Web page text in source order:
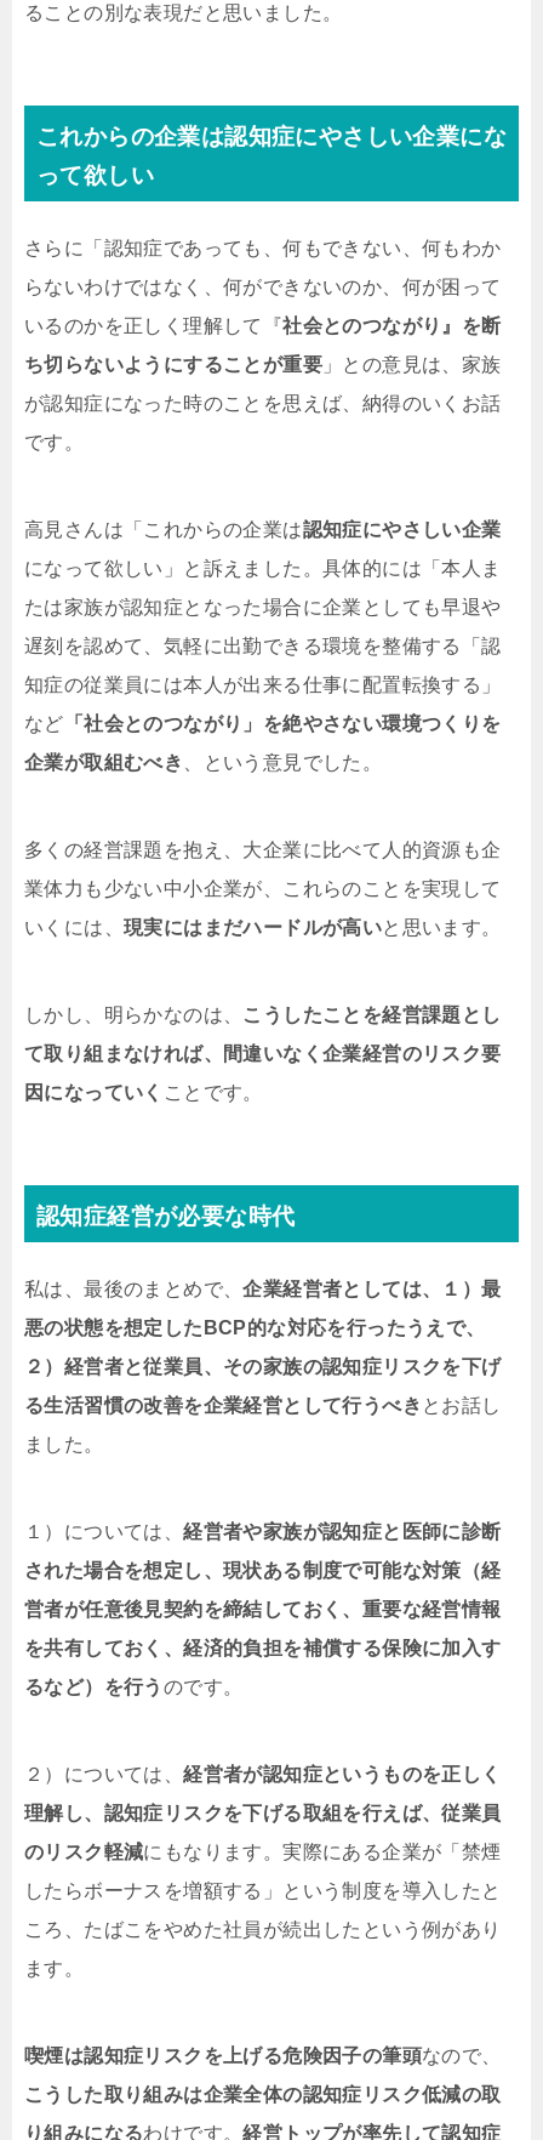
ることの別な表現だと思いました。
これからの企業は認知症にやさしい企業にな
って欲しい
さらに「認知症であっても、何もできない、何もわか
らないわけではなく、何ができないのか、何が困って
いるのかを正しく理解して『社会とのつながり』を断
ち切らないようにすることが重要 」との意見は、家族
が認知症になった時のことを思えば、納得のいくお話
です。
高見さんは「これからの企業は認知症にやさしい企業
になって欲しい」と訴えました。具体的には「本人ま
たは家族が認知症となった場合に企業としても早退や
遅刻を認めて、気軽に出勤できる環境を整備する「認
知症の従業員には本人が出来る仕事に配置転換する」
など 「社会とのつながり」を絶やさない環境つくりを
企業が取組むべき
、という意見でした。
多くの経営課題を抱え、大企業に比べて人的資源も企
業体力も少ない中小企業が、これらのことを実現して
いくには、 現実にはまだハードルが高いと思います。
しかし、明らかなのは、 こうしたことを経営課題とし
て取り組まなければ、間違いなく企業経営のリスク要
因になっていく ことです。
認知症経営が必要な時代
私は、最後のまとめで、企業経営者としては、１）最
悪の状態を想定したBCP的な対応を行ったうえで、
２）経営者と従業員、その家族の認知症リスクを下げ
る生活習慣の改善を企業経営として行うべき とお話し
ました。
１）については、経営者や家族が認知症と医師に診断
された場合を想定し、現状ある制度で可能な対策（経
営者が任意後見契約を締結しておく、重要な経営情報
を共有しておく、経済的負担を補償する保険に加入す
るなど）を行う のです。
２）については、経営者が認知症というものを正しく
理解し、認知症リスクを下げる取組を行えば、従業員
のリスク軽減にもなります。実際にある企業が「禁煙
したらボーナスを増額する」という制度を導入したと
ころ、たばこをやめた社員が続出したという例があり
ます。
喫煙は認知症リスクを上げる危険因子の筆頭なので、
こうした取り組みは企業全体の認知症リスク低減の取
り組みになるわけです。経営トップが率先して認知症